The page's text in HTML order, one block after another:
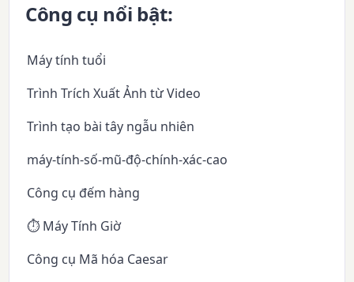
Công cụ nổi bật:
Máy tính tuổi
Trình Trích Xuất Ảnh từ Video
Trình tạo bài tây ngẫu nhiên
máy-tính-số-mũ-độ-chính-xác-cao
Công cụ đếm hàng
⏱️ Máy Tính Giờ
Công cụ Mã hóa Caesar